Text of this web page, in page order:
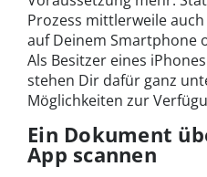
Prozess mittlerweile
auf Deinem Smartphone
Als Besitzer eines
stehen Dir dafür ganz
Möglichkeiten zur
Ein Dokument
App scannen